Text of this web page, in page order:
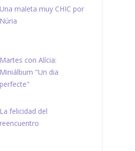
Una maleta muy CHIC por
Núria
Martes con Alícia:
Miniálbum "Un dia
perfecte"
La felicidad del
reencuentro